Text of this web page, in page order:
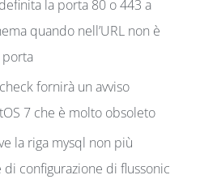
la porta 80 o 443 a
quando nell’URL non è
porta
fornirà un avviso
7 che è molto obsoleto
la riga mysql non più
configurazione di flussonic